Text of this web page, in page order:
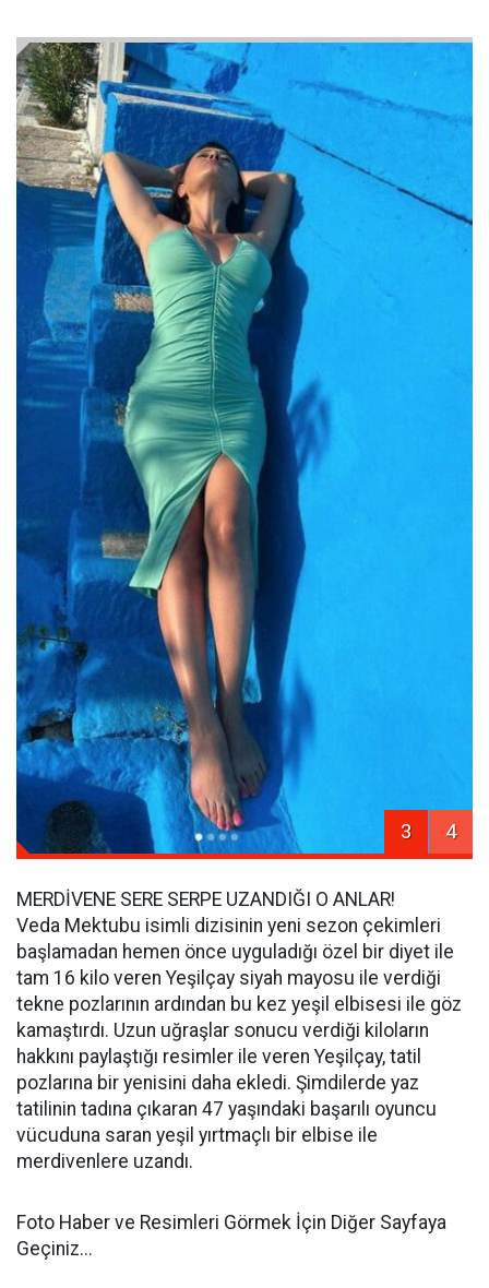
3 4
MERDİVENE SERE SERPE UZANDIĞI O ANLAR!
Veda Mektubu isimli dizisinin yeni sezon çekimleri
başlamadan hemen önce uyguladığı özel bir diyet ile
tam 16 kilo veren Yeşilçay siyah mayosu ile verdiği
tekne pozlarının ardından bu kez yeşil elbisesi ile göz
kamaştırdı. Uzun uğraşlar sonucu verdiği kiloların
hakkını paylaştığı resimler ile veren Yeşilçay, tatil
pozlarına bir yenisini daha ekledi. Şimdilerde yaz
tatilinin tadına çıkaran 47 yaşındaki başarılı oyuncu
vücuduna saran yeşil yırtmaçlı bir elbise ile
merdivenlere uzandı.
Foto Haber ve Resimleri Görmek İçin Diğer Sayfaya
Geçiniz...